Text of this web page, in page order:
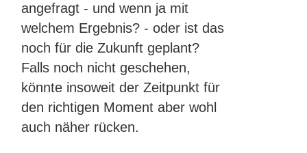
angefragt - und wenn ja mit
welchem Ergebnis? - oder ist das
noch für die Zukunft geplant?
Falls noch nicht geschehen,
könnte insoweit der Zeitpunkt für
den richtigen Moment aber wohl
auch näher rücken.